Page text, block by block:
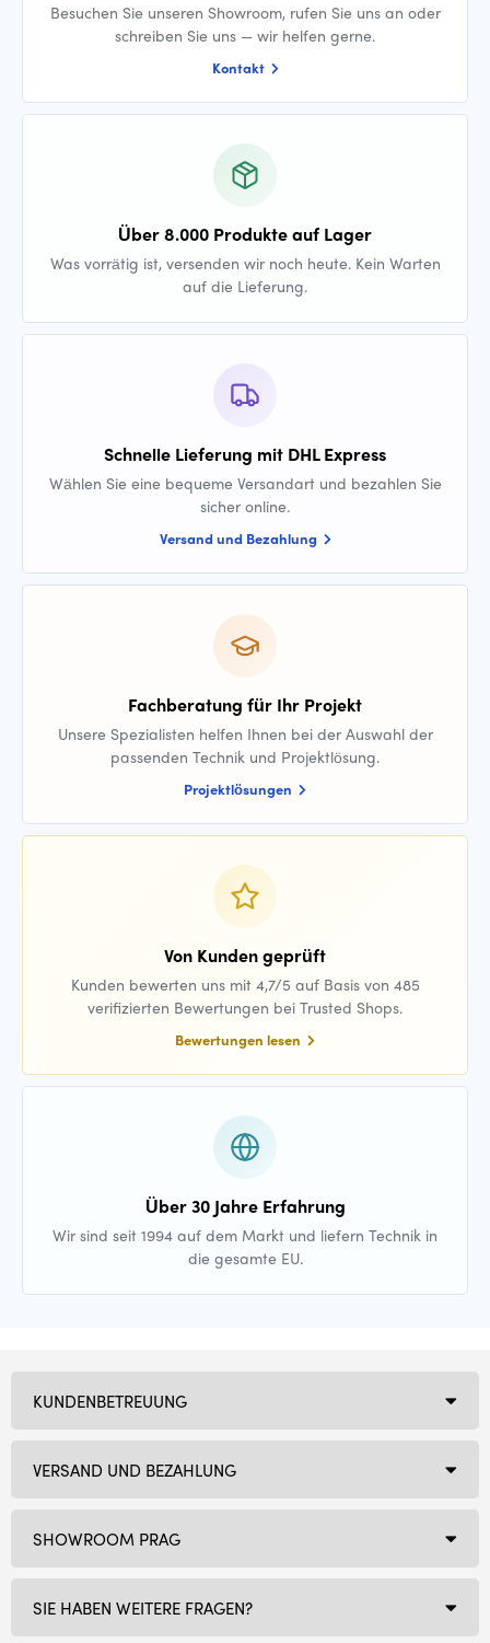
Besuchen Sie unseren Showroom, rufen Sie uns an oder
schreiben Sie uns — wir helfen gerne.
Kontakt
Über 8.000 Produkte auf Lager
Was vorrätig ist, versenden wir noch heute. Kein Warten
auf die Lieferung.
Schnelle Lieferung mit DHL Express
Wählen Sie eine bequeme Versandart und bezahlen Sie
sicher online.
Versand und Bezahlung
Fachberatung für Ihr Projekt
Unsere Spezialisten helfen Ihnen bei der Auswahl der
passenden Technik und Projektlösung.
Projektlösungen
Von Kunden geprüft
Kunden bewerten uns mit 4,7/5 auf Basis von 485
verifizierten Bewertungen bei Trusted Shops.
Bewertungen lesen
Über 30 Jahre Erfahrung
Wir sind seit 1994 auf dem Markt und liefern Technik in
die gesamte EU.
SHOWROOM PRAG
SIE HABEN WEITERE FRAGEN?
KUNDENBETREUUNG
VERSAND UND BEZAHLUNG